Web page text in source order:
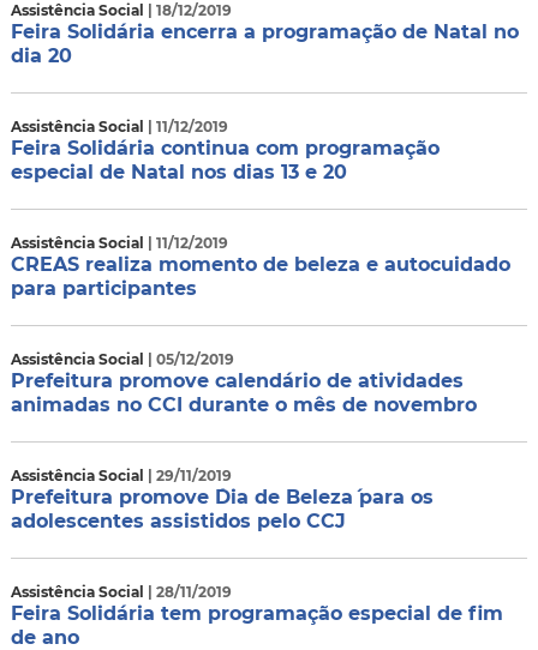
Assistência Social | 18/12/2019
Feira Solidária encerra a programação de Natal no
dia 20
Assistência Social | 11/12/2019
Feira Solidária continua com programação
especial de Natal nos dias 13 e 20
Assistência Social | 11/12/2019
CREAS realiza momento de beleza e autocuidado
para participantes
Assistência Social | 05/12/2019
Prefeitura promove calendário de atividades
animadas no CCI durante o mês de novembro
Assistência Social | 29/11/2019
Prefeitura promove ´Dia de Beleza´ para os
adolescentes assistidos pelo CCJ
Assistência Social | 28/11/2019
Feira Solidária tem programação especial de fim
de ano